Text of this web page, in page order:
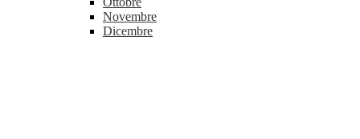
Novembre
Dicembre